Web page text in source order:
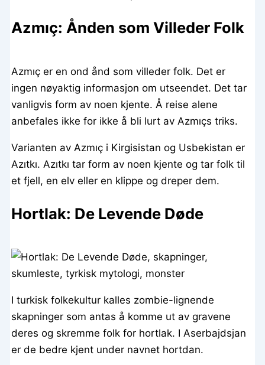
Azmıç: Ånden som Villeder Folk
Azmıç er en ond ånd som villeder folk. Det er
ingen nøyaktig informasjon om utseendet. Det tar
vanligvis form av noen kjente. Å reise alene
anbefales ikke for ikke å bli lurt av Azmıçs triks.
Varianten av Azmıç i Kirgisistan og Usbekistan er
Azıtkı. Azıtkı tar form av noen kjente og tar folk til
et fjell, en elv eller en klippe og dreper dem.
Hortlak: De Levende Døde
I turkisk folkekultur kalles zombie-lignende
skapninger som antas å komme ut av gravene
deres og skremme folk for hortlak. I Aserbajdsjan
er de bedre kjent under navnet hortdan.